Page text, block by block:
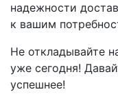
надежности
к вашим
Не откладывайте
уже сегодня!
успешнее!